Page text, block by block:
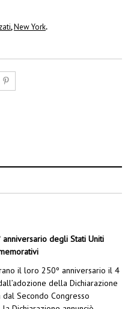
,New York.
degli Stati Uniti
il loro 250º anniversario il 4
della Dichiarazione
Secondo Congresso